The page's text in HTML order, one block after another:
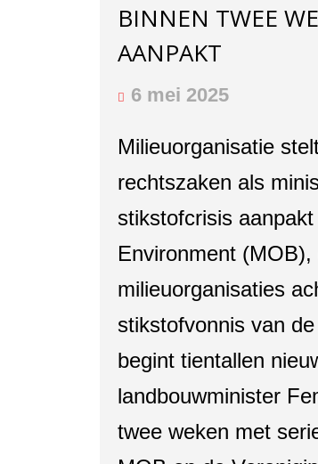
BINNEN TWEE
AANPAKT
6 mei 2025
Milieuorganisatie
rechtszaken als
stikstofcrisis
Environment
milieuorganisaties
stikstofvonnis van
begint tientallen
landbouwminister
twee weken met